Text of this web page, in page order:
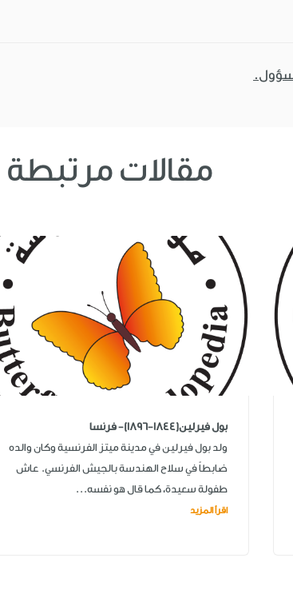
مقالات مرتبطة
بول فيرلين(1844-1896)- فرنسا
ولد بول فيرلين في مدينة ميتز الفرنسية وكان والده
ضابطاً في سلاح الهندسة بالجيش الفرنسي. عاش
طفولة سعيدة، كما قال هو نفسه...
اقرأ المزيد